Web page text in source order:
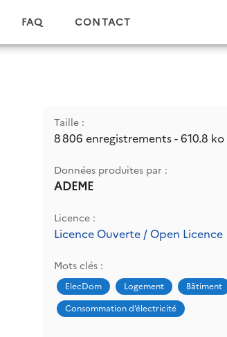
FAQ CONTACT
Taille :
8 806 enregistrements - 610.8 ko
Données produites par :
ADEME
Licence :
Licence Ouverte / Open Licence
Mots clés :
ElecDom Logement
Bâtiment
Consommation d’électricité